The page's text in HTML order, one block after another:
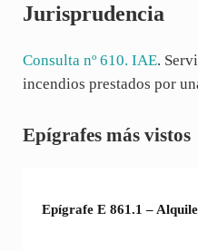
Jurisprudencia
Consulta nº 610. IAE.
incendios prestados por
Sidebar
Epígrafes más vistos
Epígrafe E 861.1 –